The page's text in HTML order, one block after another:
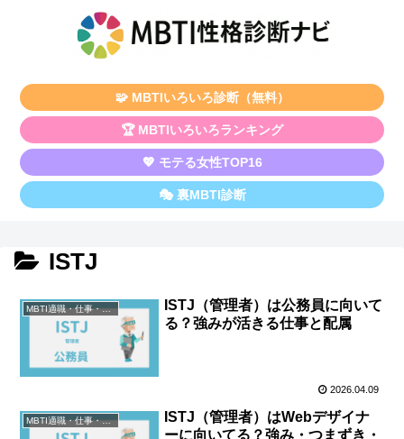
🧩 MBTIいろいろ診断（無料）
🏆 MBTIいろいろランキング
💖 モテる女性TOP16
🎭 裏MBTI診断
ISTJ
MBTI適職・仕事・資格
ISTJ（管理者）は公務員に向いて
る？強みが活きる仕事と配属
2026.04.09
MBTI適職・仕事・資格
ISTJ（管理者）はWebデザイナ
ーに向いてる？強み・つまずき・